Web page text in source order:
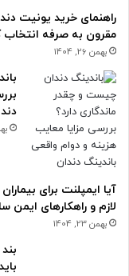
راهنمای خرید یونیت
مقرون به صرفه انتخاب
بهمن 26, 1404
آیا ایمپلنت برای
لازم و راهکارهای ایمن
بهمن 23, 1404